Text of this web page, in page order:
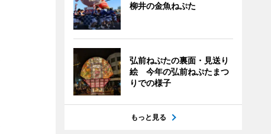
柳井の金魚ねぷた
弘前ねぷたの裏面・見送り
絵 今年の弘前ねぷたまつ
りでの様子
もっと見る